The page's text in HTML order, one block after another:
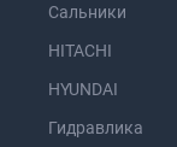
Сальники
HITACHI
HYUNDAI
Гидравлика